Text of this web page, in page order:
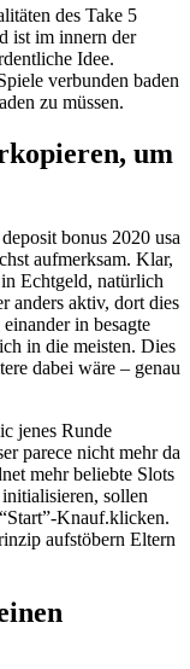
des Take 5
ist im innern der
Idee.
verbunden baden
zu müssen.
um
aufmerksam. Klar,
Echtgeld, natürlich
anders aktiv, dort dies
in besagte
in die meisten. Dies
dabei wäre – genau
jenes Runde
parece nicht mehr da
mehr beliebte Slots
sollen
Knauf.klicken.
aufstöbern Eltern